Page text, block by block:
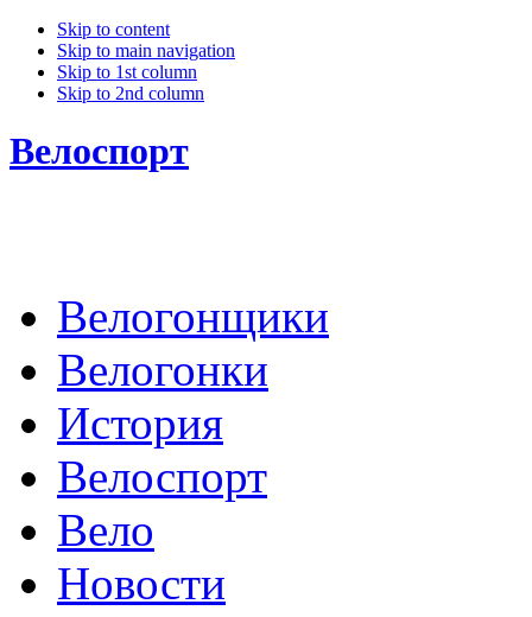
Skip to content
Skip to main navigation
Skip to 1st column
Skip to 2nd column
Велоспорт
Велогонщики
Велогонки
История
Велоспорт
Вело
Новости